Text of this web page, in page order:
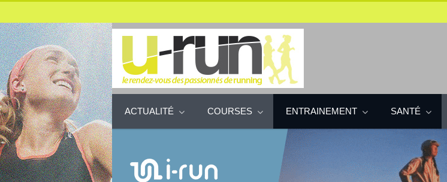
ACTUALITÉ COURSES ENTRAINEMENT SANTÉ